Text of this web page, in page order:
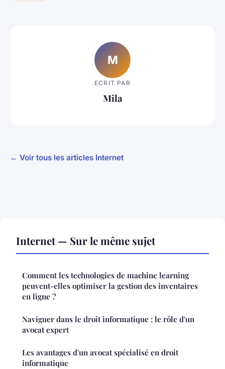
M
ECRIT PAR
Mila
← Voir tous les articles Internet
Internet — Sur le même sujet
Comment les technologies de machine learning
peuvent-elles optimiser la gestion des inventaires
en ligne ?
Naviguer dans le droit informatique : le rôle d'un
avocat expert
Les avantages d'un avocat spécialisé en droit
informatique